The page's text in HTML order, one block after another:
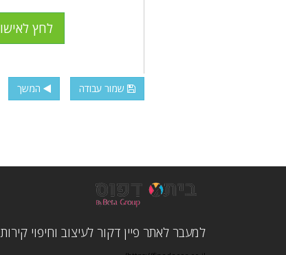
שמור עבודה המשך
למעבר לאתר פיין דקור לעיצוב וחיפוי קירות